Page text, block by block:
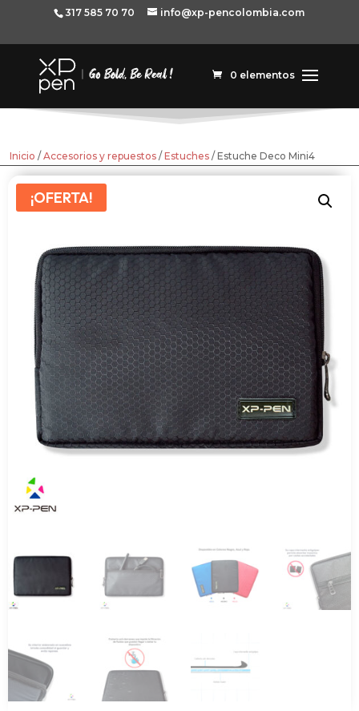
317 585 70 70 info@xp-pencolombia.com
0 elementos
Inicio / Accesorios y repuestos / Estuches / Estuche Deco Mini4
¡OFERTA!